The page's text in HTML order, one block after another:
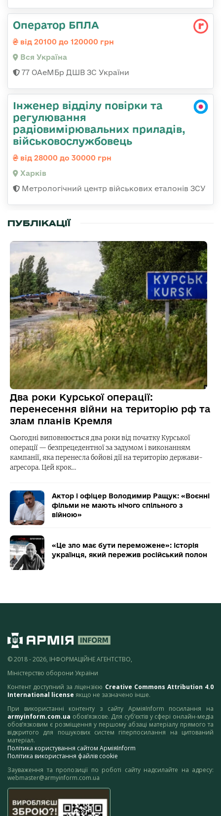
Оператор БПЛА
від 20100 до 120000 грн
Вся Україна
77 ОАеМБр ДШВ ЗС України
Інженер відділу повірки та
регулювання
радіовимірювальних приладів,
військовослужбовець
від 28000 до 30000 грн
Харків
Метрологічний центр військових еталонів ЗСУ
ПУБЛІКАЦІЇ
Два роки Курської операції:
перенесення війни на територію рф та
злам планів Кремля
Сьогодні виповнюється два роки від початку Курської
операції — безпрецедентної за задумом і виконанням
кампанії, яка перенесла бойові дії на територію держави-
агресора. Цей крок…
Актор і офіцер Володимир Ращук: «Воєнні
фільми не мають нічого спільного з
війною»
«Це зло має бути переможене»: історія
українця, який пережив російський полон
© 2018 - 2026, ІНФОРМАЦІЙНЕ АГЕНТСТВО,
Міністерство оборони України
Контент доступний за ліцензією Creative Commons Attribution 4.0
International license якщо не зазначено інше.
При використанні контенту з сайту АрміяInform посилання на
armyinform.com.ua обов’язкове. Для суб’єктів у сфері онлайн-медіа
обов’язковим є розміщення у першому абзаці матеріалу прямого та
відкритого для пошукових систем гіперпосилання на цитований
матеріал.
Політика користування сайтом АрміяInform
Політика використання файлів cookie
Зауваження та пропозиції по роботі сайту надсилайте на адресу:
webmaster@armyinform.com.ua